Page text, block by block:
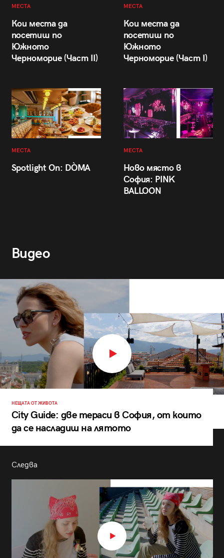
МЕСТА
Кои места да
посетиш по
Южното
Черноморие (Част II)
МЕСТА
Кои места да
посетиш по
Южното
Черноморие (Част I)
МЕСТА
Spotlight On: DÒMA
МЕСТА
Ново място в
София: PINK
BALLOON
Видео
НЕЩАТА ОТ ЖИВОТА
City Guide: две тераси в София, от които
да се насладиш на лятото
Следва